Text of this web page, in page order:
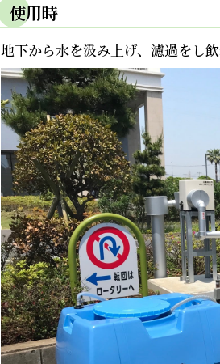
使用時
地下から水を汲み上げ、濾過をし